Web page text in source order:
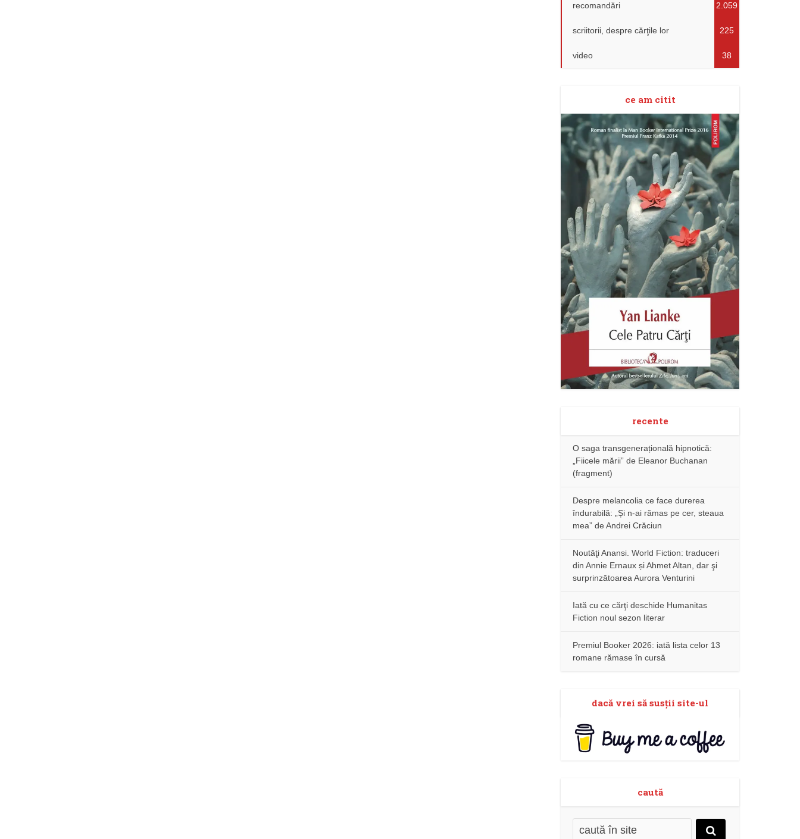
recomandări 2.059
scriitorii, despre cărţile lor 225
video 38
ce am citit
recente
O saga transgenerațională hipnotică:
„Fiicele mării” de Eleanor Buchanan
(fragment)
Despre melancolia ce face durerea
îndurabilă: „Și n-ai rămas pe cer, steaua
mea” de Andrei Crăciun
Noutăţi Anansi. World Fiction: traduceri
din Annie Ernaux și Ahmet Altan, dar şi
surprinzătoarea Aurora Venturini
Iată cu ce cărţi deschide Humanitas
Fiction noul sezon literar
Premiul Booker 2026: iată lista celor 13
romane rămase în cursă
dacă vrei să susţii site-ul
caută